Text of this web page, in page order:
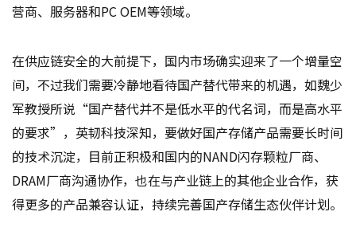
营商、服务器和PC OEM等领域。
在供应链安全的大前提下，国内市场确实迎来了一个增量空
间，不过我们需要冷静地看待国产替代带来的机遇，如魏少
军教授所说“国产替代并不是低水平的代名词，而是高水平
的要求”，英韧科技深知，要做好国产存储产品需要长时间
的技术沉淀，目前正积极和国内的NAND闪存颗粒厂商、
DRAM厂商沟通协作，也在与产业链上的其他企业合作，获
得更多的产品兼容认证，持续完善国产存储生态伙伴计划。